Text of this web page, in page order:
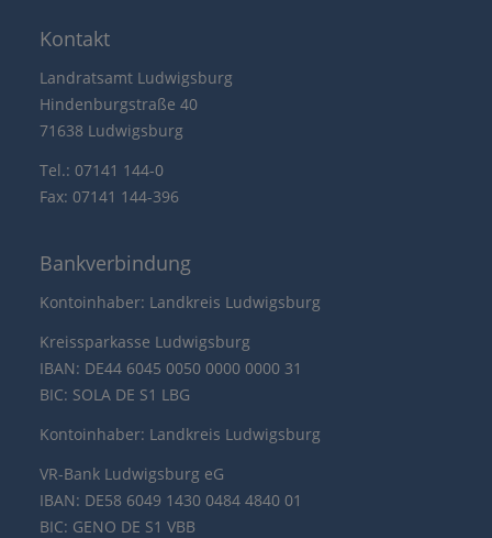
Kontakt
Landratsamt Ludwigsburg
Hindenburgstraße 40
71638 Ludwigsburg
Tel.: 07141 144-0
Fax: 07141 144-396
Bankverbindung
Kontoinhaber: Landkreis Ludwigsburg
Kreissparkasse Ludwigsburg
IBAN: DE44 6045 0050 0000 0000 31
BIC: SOLA DE S1 LBG
Kontoinhaber: Landkreis Ludwigsburg
VR-Bank Ludwigsburg eG
IBAN: DE58 6049 1430 0484 4840 01
BIC: GENO DE S1 VBB